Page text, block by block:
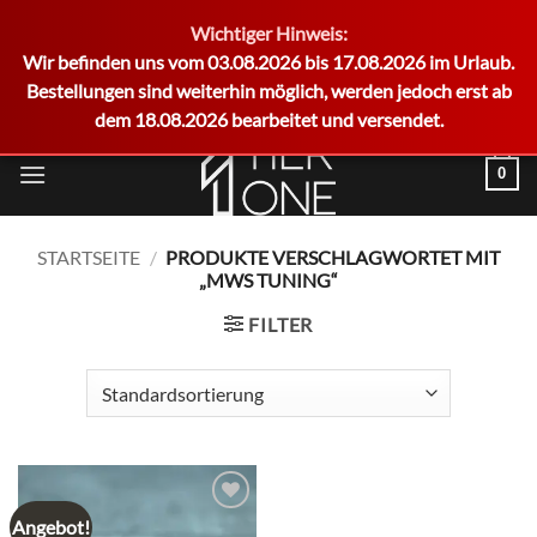
Wichtiger Hinweis:
Wir befinden uns vom 03.08.2026 bis 17.08.2026 im Urlaub.
Bestellungen sind weiterhin möglich, werden jedoch erst ab
dem 18.08.2026 bearbeitet und versendet.
Inhalt
0
STARTSEITE / PRODUKTE VERSCHLAGWORTET MIT
„MWS TUNING“
FILTER
Angebot!